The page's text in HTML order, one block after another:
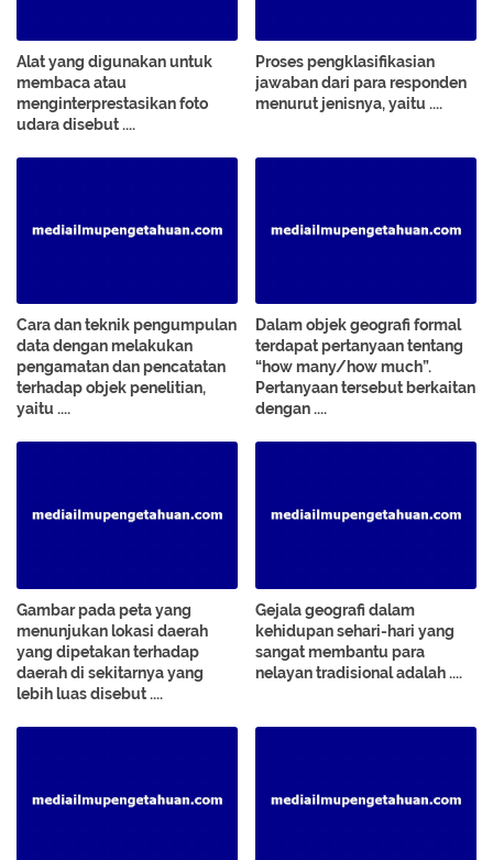
Alat yang digunakan untuk
membaca atau
menginterprestasikan foto
udara disebut ....
Proses pengklasifikasian
jawaban dari para responden
menurut jenisnya, yaitu ....
Cara dan teknik pengumpulan
data dengan melakukan
pengamatan dan pencatatan
terhadap objek penelitian,
yaitu ....
Dalam objek geografi formal
terdapat pertanyaan tentang
“how many/how much”.
Pertanyaan tersebut berkaitan
dengan ....
Gambar pada peta yang
menunjukan lokasi daerah
yang dipetakan terhadap
daerah di sekitarnya yang
lebih luas disebut ....
Gejala geografi dalam
kehidupan sehari-hari yang
sangat membantu para
nelayan tradisional adalah ....